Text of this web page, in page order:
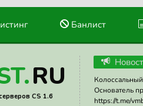
Банлист
RU
CS 1.6
Основатель
https://t.me/